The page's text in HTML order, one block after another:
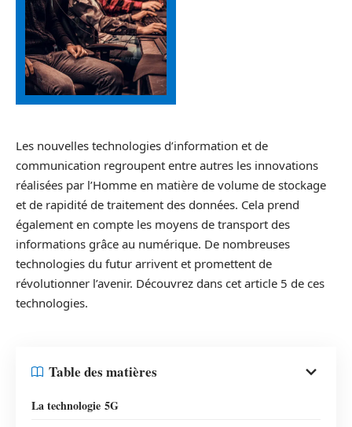
Les nouvelles technologies d’information et de
communication regroupent entre autres les innovations
réalisées par l’Homme en matière de volume de stockage
et de rapidité de traitement des données. Cela prend
également en compte les moyens de transport des
informations grâce au numérique. De nombreuses
technologies du futur arrivent et promettent de
révolutionner l’avenir. Découvrez dans cet article 5 de ces
technologies.
Table des matières
La technologie 5G